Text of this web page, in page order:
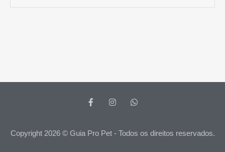
Copyright 2026 © Guia Pro Pet - Todos os direitos reservados.